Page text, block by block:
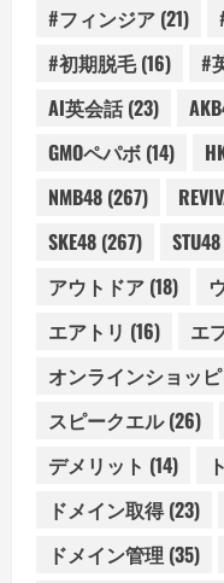
#フィンジア (21)
#初期脱毛(16) #
AI英会話(23)
GMOペパボ (14)
NMB48 (267)
SKE48 (267) STU48
アウトドア (18)
エアトリ (16) エ
オンラインショッ
スピークエル(26)
デメリット (14)
ドメイン取得(23)
ドメイン管理 (35)